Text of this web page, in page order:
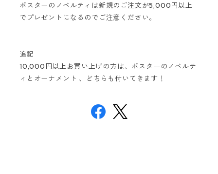
ポスターのノベルティは新規のご注文が5,000円以上
でプレゼントになるのでご注意ください。
追記
10,000円以上お買い上げの方は、ポスターのノベルテ
ィとオーナメント 、どちらも付いてきます！